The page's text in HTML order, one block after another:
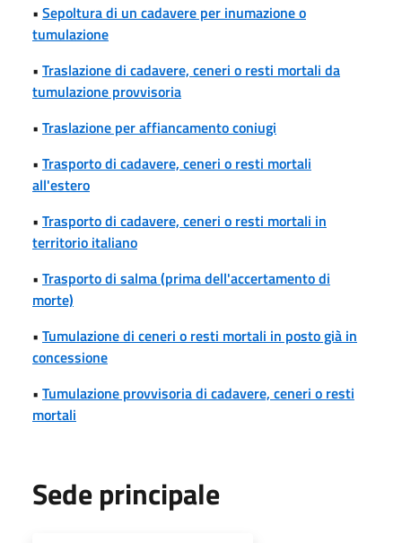
• Sepoltura di un cadavere per inumazione o
tumulazione
• Traslazione di cadavere, ceneri o resti mortali da
tumulazione provvisoria
• Traslazione per affiancamento coniugi
• Trasporto di cadavere, ceneri o resti mortali
all'estero
• Trasporto di cadavere, ceneri o resti mortali in
territorio italiano
• Trasporto di salma (prima dell'accertamento di
morte)
• Tumulazione di ceneri o resti mortali in posto già in
concessione
• Tumulazione provvisoria di cadavere, ceneri o resti
mortali
Sede principale